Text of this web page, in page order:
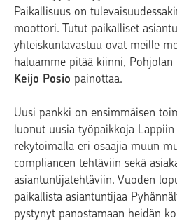
Paikallisuus on
moottori. Tutut paikalliset
yhteiskuntavastuu ovat meille
haluamme pitää kiinni,
Keijo Posio painottaa.
Uusi pankki on ensimmäisen
luonut uusia työpaikkoja
rekytoimalla eri osaajia muun
compliancen tehtäviin sekä
asiantuntijatehtäviin. Vuoden
paikallista asiantuntijaa
pystynyt panostamaan heidän